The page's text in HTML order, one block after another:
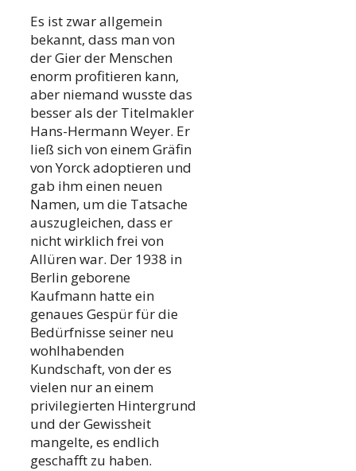
Es ist zwar allgemein
bekannt, dass man von
der Gier der Menschen
enorm profitieren kann,
aber niemand wusste das
besser als der Titelmakler
Hans-Hermann Weyer. Er
ließ sich von einem Gräfin
von Yorck adoptieren und
gab ihm einen neuen
Namen, um die Tatsache
auszugleichen, dass er
nicht wirklich frei von
Allüren war. Der 1938 in
Berlin geborene
Kaufmann hatte ein
genaues Gespür für die
Bedürfnisse seiner neu
wohlhabenden
Kundschaft, von der es
vielen nur an einem
privilegierten Hintergrund
und der Gewissheit
mangelte, es endlich
geschafft zu haben.